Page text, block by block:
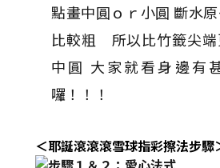
點畫中圓ｏｒ小圓 斷水
比較粗 所以比竹籤尖端
中圓 大家就看身邊有
囉！！！
＜耶誕滾滾滾雪球指彩擦法步驟